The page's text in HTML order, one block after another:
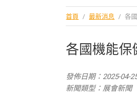
首頁 / 最新消息 / 各
各國機能保
發佈日期：2025-04-
新聞類型：展會新聞